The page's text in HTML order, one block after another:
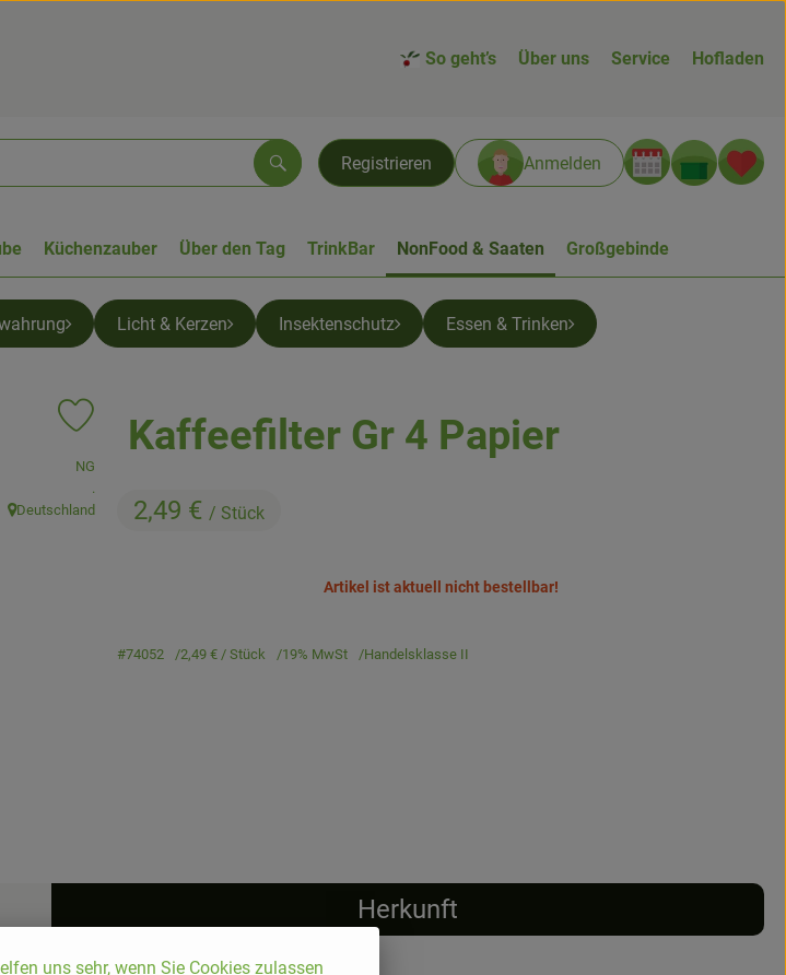
So geht’s Über uns Service Hofladen
Registrieren Anmelden
Suchen
Küchenzauber Über den Tag TrinkBar NonFood & Saaten Großgebinde
Licht & Kerzen Insektenschutz Essen & Trinken
Kaffeefilter Gr 4 Papier
2,49 € / Stück
Produkt zu Favouriten hinzufügen
, Verband:
NG
, Kontrollstelle:
.
, Herkunft:
Deutschland
Artikel ist aktuell nicht bestellbar!
#74052 2,49 € / Stück 19% MwSt Handelsklasse II
Herkunft
uns sehr, wenn Sie Cookies zulassen